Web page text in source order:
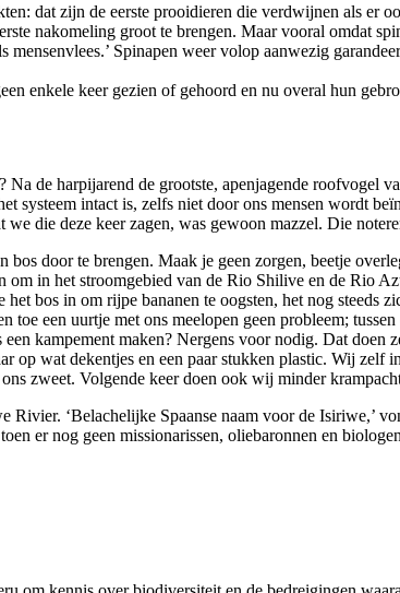
dat zijn de eerste prooidieren die verdwijnen als er
nakomeling groot te brengen. Maar vooral omdat
Spinapen weer volop aanwezig
enkele keer gezien of gehoord en nu overal hun
de harpijarend de grootste, apenjagende roofvogel
systeem intact is, zelfs niet door ons mensen wordt
die deze keer zagen, was gewoon mazzel. Die
door te brengen. Maak je geen zorgen, beetje
om in het stroomgebied van de Rio Shilive en de Rio
bos in om rijpe bananen te oogsten, het nog steeds
een uurtje met ons meelopen geen probleem;
kampement maken? Nergens voor nodig. Dat
op wat dekentjes en een paar stukken plastic. Wij
zweet. Volgende keer doen ook wij minder
‘Belachelijke Spaanse naam voor de Isiriwe,’
er nog geen missionarissen, oliebaronnen en